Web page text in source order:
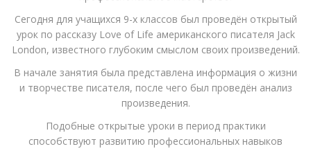
Сегодня для учащихся 9-х классов был проведён открытый
урок по рассказу Love of Life американского писателя Jack
London, известного глубоким смыслом своих произведений.
В начале занятия была представлена информация о жизни
и творчестве писателя, после чего был проведён анализ
произведения.
Подобные открытые уроки в период практики
способствуют развитию профессиональных навыков